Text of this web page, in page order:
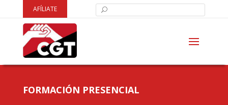
AFÍLIATE
FORMACIÓN PRESENCIAL